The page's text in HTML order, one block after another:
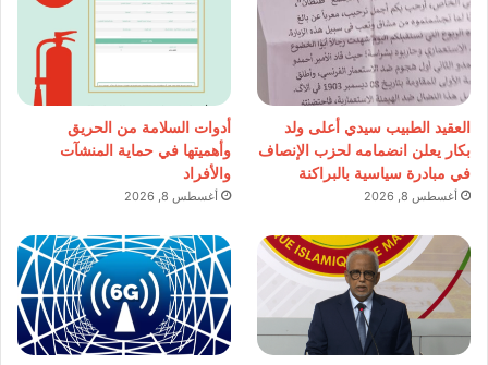
العقيد الطبيب سيدي أعلى ولد
بكار يعلن انضمامه لحزب الإنصاف
في مبادرة سياسية بالبراكنة
أغسطس 8, 2026
أدوات السلامة من الحريق
وأهميتها في حماية المنشآت
والأفراد
أغسطس 8, 2026